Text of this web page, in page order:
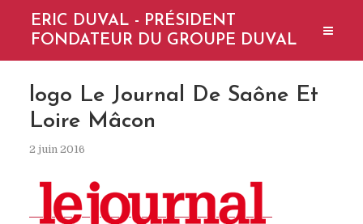
ERIC DUVAL - PRÉSIDENT
FONDATEUR DU GROUPE DUVAL
logo Le Journal De Saône Et
Loire Mâcon
2 juin 2016